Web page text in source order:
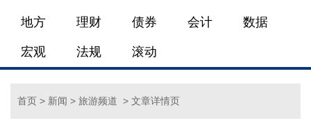
地方 理财 债券 会计 数据
宏观 法规 滚动
首页 > 新闻 > 旅游频道 > 文章详情页